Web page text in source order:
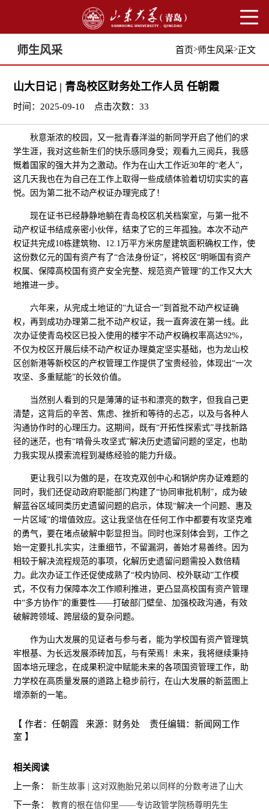
师生风采 首页>师生风采>正文
山大日记 | 青岛校区财务处工作人员 任朝霞
时间：2025-09-10 点击次数：33
秋意渐浓的校园，又一批青春洋溢的新同学开启了他们的求
学生涯，我对这些新生们的快乐感同身受；观看九三阅兵，我感
慨着国家的强大并为之激动。作为在山大工作近30年的“老人”，
这几天我也在为自己在工作上取得一些成绩体验着切切实实的喜
悦。因为第二批不动产权证办理完成了！
现在证书已经静静地躺在青岛校区机关档案室，与第一批不
动产权证书结成亲密小伙伴，结束了它的三年孤独。本次不动产
权证共完成10栋建筑物、12.1万平方米房屋建筑面积确权工作，使
这份数亿元的国有资产有了“合法身份证”，将校区“明晰国有资产
权属、保障高校国有资产安全完整、规范资产管理”的工作又大大
地推进一步。
六年来，从完成土地证的“九证合一”到首批不动产权证确
权，再到成功办理第二批不动产权证，我一直奔波在第一线。此
次办证使青岛校区已投入使用的楼宇不动产权确权率高达92%，
不仅为校区开展后续不动产权证办理奠定坚实基础，也为龙山校
区创新港等新校区的产权管理工作提供了宝贵经验，体现出“一次
攻坚、多重赋能”的长效价值。
当然别人看到的只是薄薄的证书和漂亮的数字，但我自己更
清楚，这背后的辛苦、焦虑、挫折和等待的忐忑，以及与各种人
沟通协作时的心理压力。这期间，既有“开拓性探索式”寻找新路
径的迷茫，也有“啃骨头攻坚式”解决历史遗留问题的坚定，也助
力我实现从摸索流程到凝练经验的能力升级。
更让我引以为傲的是，在攻克双创中心和锅炉房办证难题的
同时，我们还促动政府职能部门构建了“协同审批机制”，成为破
解蓝谷区域同类历史遗留问题的启示，体现“解决一个问题、惠及
一片区域”的增值效应。这让我坚信在任何工作中都要有攻坚克难
的勇气，要在堵点破解中彰显担当。同时也深刻体会到，工作之
始一定要扎扎实实，注重细节，不留漏洞，善始才易善终。因为
相较于解决流程规范的事项，化解历史遗留问题需投入数倍精
力。此次办证工作还促使成熟了“校内协同、校外联动”工作模
式，不仅有力保障本次工作顺利推进，更凸显高校国有资产管理
中“多方协作”的重要性——打破部门壁垒、加强校政沟通，有效
破解跨领域、跨层级的复杂问题。
作为山大发展的见证者与参与者，能为学校国有资产管理筑
牢根基、为长远发展添砖加瓦，与有荣焉！未来，我将继续秉持
固本培元理念，在成果积淀中赋能未来的各项国资管理工作，助
力学校在高质量发展的道路上稳步前行，在山大发展的新蓝图上
增添新的一笔。
【 作者：任朝霞 来源：财务处 责任编辑：新闻网工作
室 】
相关阅读
上一条：新生故事 | 这对双胞胎兄弟以同样的分数考进了山大
下一条：教育的根在信仰里——专访政管学院杨尊明先生